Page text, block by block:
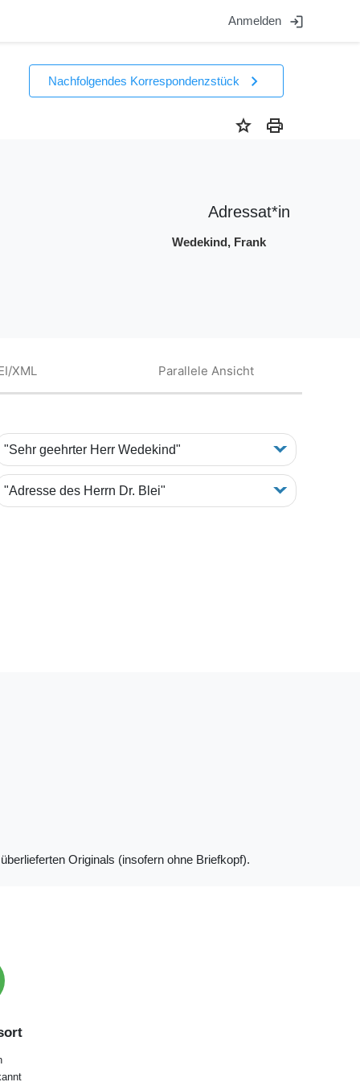
Anmelden login
Nachfolgendes Korrespondenzstück chevron_right
star print
Adressat*in
Wedekind, Frank
XML Parallele Ansicht
"Sehr geehrter Herr Wedekind"
"Adresse des Herrn Dr. Blei"
Originals (insofern ohne Briefkopf).